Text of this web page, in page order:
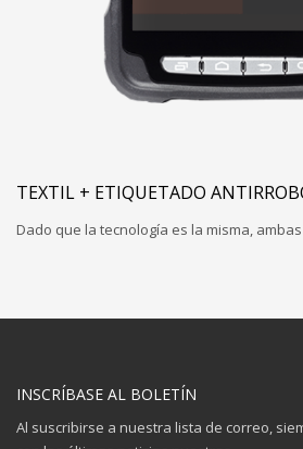
TEXTIL + ETIQUETADO
Dado que la tecnología es la misma,
INSCRÍBASE AL BOLETÍN
Al suscribirse a nuestra lista de correo,